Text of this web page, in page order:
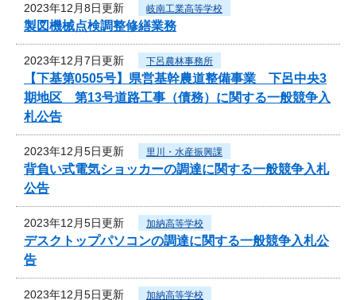
2023年12月8日更新 岐南工業高等学校
製図機械点検調整修繕業務
2023年12月7日更新 下呂農林事務所
【下基第0505号】県営基幹農道整備事業 下呂中央3
期地区 第13号道路工事（債務）に関する一般競争入
札公告
2023年12月5日更新 里川・水産振興課
背負い式電気ショッカーの調達に関する一般競争入札
公告
2023年12月5日更新 加納高等学校
デスクトップパソコンの調達に関する一般競争入札公
告
2023年12月5日更新 加納高等学校